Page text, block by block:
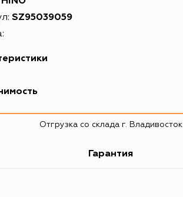
SZ95039059
кг
Отгрузка со склада г. Владивосток
Гарантия